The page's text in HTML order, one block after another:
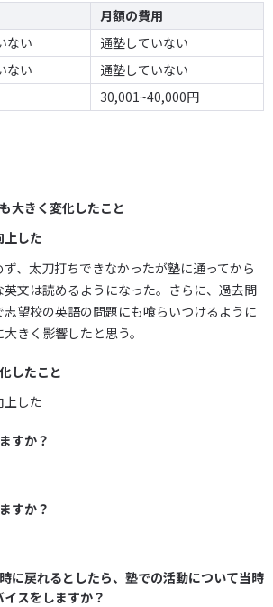
月額の費用
ない
通塾していない
ない
通塾していない
30,001~40,000円
大きく変化したこと
した
、太刀打ちできなかったが塾に通ってから
文は読めるようになった。さらに、過去問
望校の英語の問題にも喰らいつけるように
きく影響したと思う。
したこと
上した
すか？
すか？
に戻れるとしたら、塾での活動について当時
スをしますか？